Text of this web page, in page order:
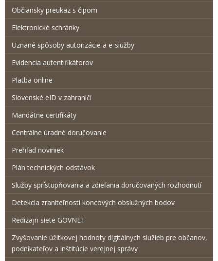
Občiansky preukaz s čipom
Elektronické schránky
Uznané spôsoby autorizácie a e-služby
Evidencia autentifikátorov
Platba online
Slovenské eID v zahraničí
Mandátne certifikáty
Centrálne úradné doručovanie
Prehľad noviniek
Plán technických odstávok
Služby sprístupňovania a zdieľania doručovaných rozhodnutí
Detekcia zraniteľnosti koncových obslužných bodov
Redizajn siete GOVNET
Zvyšovanie úžitkovej hodnoty digitálnych služieb pre občanov,
podnikateľov a inštitúcie verejnej správy